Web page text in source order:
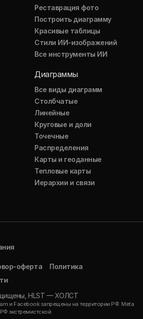
Реставрация фото
Построить диаграмму
Красивые таблицы
Стили ИИ-изображений
Все инструменты ИИ
Диаграммы
Все виды диаграмм
Столбчатые
Линейные
Круговые и доли
Точечные
Распределения
Карты и геоданные
Тепловые карты
Иерархии и связи
оферта
Политика
HLST — ХОЛСТ
и Facebook запрещены на территории РФ. Meta
экстремистской.